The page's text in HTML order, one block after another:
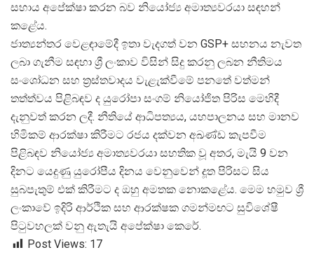
සහාය අපේක්ෂා කරන බව නියෝජ් ය අමාත්යවරයා සඳහන්
කළේය.
ජාත්යන්තර වෙළඳාමේදී ඉතා වැදගත් වන GSP+ සහනය නැවත
ලබා ගැනීම සඳහා ශ් රී ලංකාව විසින් සිදු කරනු ලබන නීතිමය
සංශෝධන සහ ත්රස්තවාදය වැළැක්වීමේ පනතේ වත්මන්
තත්ත්වය පිළිබඳව ද යුරෝපා සංගම් නියෝජිත පිරිස මෙහිදී
දැනුවත් කරන ලදී. නීතියේ ආධිපත්යය, යහපාලනය සහ මානව
හිමිකම් ආරක්ෂා කිරීමට රජය දක්වන අඛණ්ඩ කැපවීම
පිළිබඳව නියෝජ් ය අමාත්යවරයා සහතික වූ අතර, මැයි 9 වන
දිනට යෙදුණු යුරෝපීය දිනය වෙනුවෙන් දූත පිරිසට සිය
සුබපැතුම් එක් කිරීමට ද ඔහු අමතක නොකළේය. මෙම හමුව ශ්
ලංකාවේ ඉදිරි ආර්ථික සහ ආරක්ෂක ගමන්මඟට සුවිශේෂී
පිටුවහලක් වනු ඇතැයි අපේක්ෂා කෙරේ.
Post Views: 17